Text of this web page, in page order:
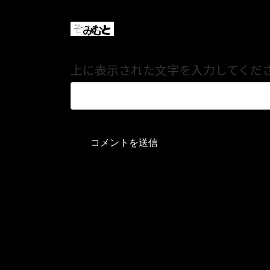
上に表示された文字を入力してくだ